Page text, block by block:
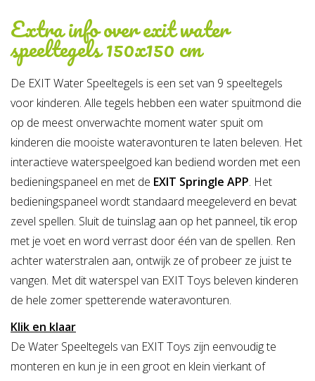
Extra info overexit water
speeltegels 150x150 cm
De EXIT Water Speeltegels is een set van 9 speeltegels
voor kinderen. Alle tegels hebben een water spuitmond die
op de meest onverwachte moment water spuit om
kinderen die mooiste wateravonturen te laten beleven. Het
interactieve waterspeelgoed kan bediend worden met een
bedieningspaneel en met de EXIT Springle APP. Het
bedieningspaneel wordt standaard meegeleverd en bevat
zevel spellen. Sluit de tuinslag aan op het panneel, tik erop
met je voet en word verrast door één van de spellen. Ren
achter waterstralen aan, ontwijk ze of probeer ze juist te
vangen. Met dit waterspel van EXIT Toys beleven kinderen
de hele zomer spetterende wateravonturen.
Klik en klaar
De Water Speeltegels van EXIT Toys zijn eenvoudig te
monteren en kun je in een groot en klein vierkant of